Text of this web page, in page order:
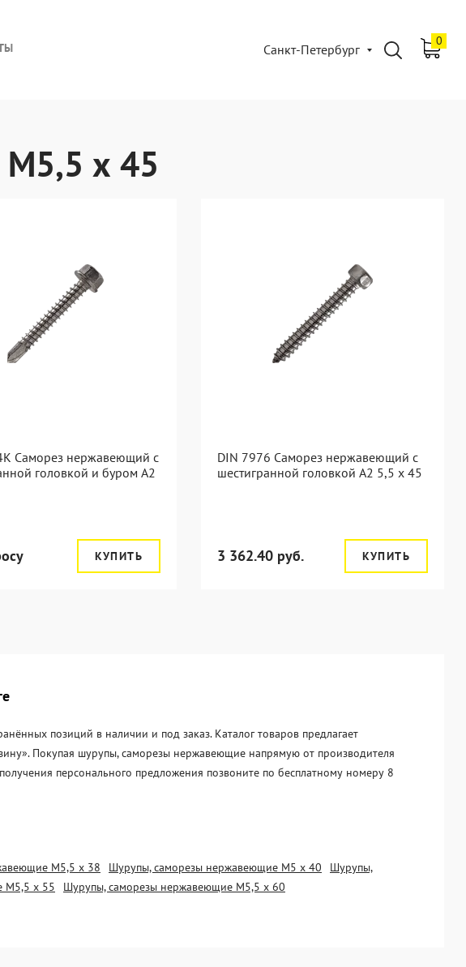
Санкт-Петербург
0
х 45
Саморез нержавеющий с
головкой и буром A2
КУПИТЬ
DIN 7976 Саморез нержавеющий с
шестигранной головкой А2 5,5 x 45
3 362.40 руб. КУПИТЬ
позиций в наличии и под заказ. Каталог товаров предлагает
Покупая шурупы, саморезы нержавеющие напрямую от производителя
персонального предложения позвоните по бесплатному номеру 8
М5,5 х 38 Шурупы, саморезы нержавеющие М5 х 40
Шурупы,
М5,5 х 55 Шурупы, саморезы нержавеющие М5,5 х 60